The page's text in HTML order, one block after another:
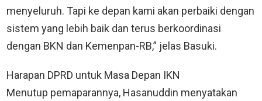
menyeluruh. Tapi ke depan kami akan perbaiki dengan
sistem yang lebih baik dan terus berkoordinasi
dengan BKN dan Kemenpan-RB,” jelas Basuki.
Harapan DPRD untuk Masa Depan IKN
Menutup pemaparannya, Hasanuddin menyatakan